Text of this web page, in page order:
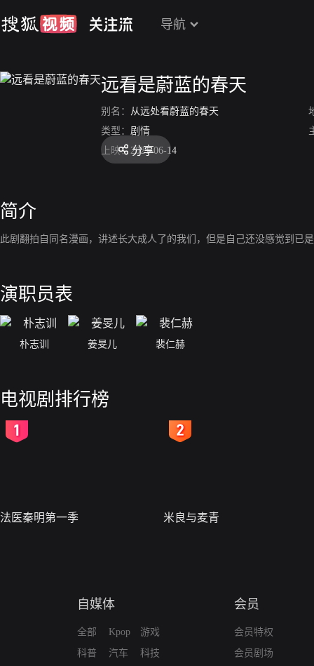
导航
远看是蔚蓝的春天
别名： 从远处看蔚蓝的春天
类型： 剧情
上映： 2021-06-14
分享
简介
此剧翻拍自同名漫画，讲述长大成人了的我们，但是自己还没感觉到已
演职员表
朴志训 姜旻儿 裴仁赫
电视剧排行榜
法医秦明第一季 米良与麦青
自媒体
全部
科普
Kpop
汽车
游戏
科技
会员
会员特权
会员剧场